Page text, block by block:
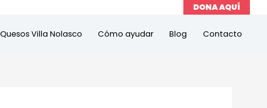
DONA AQUÍ
Quesos Villa Nolasco Cómo ayudar Blog Contacto